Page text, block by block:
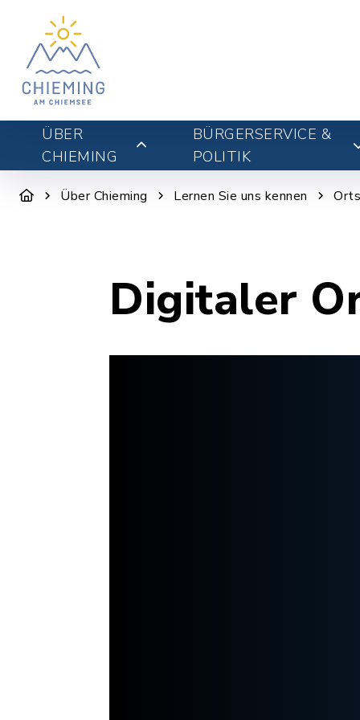
ÜBER
CHIEMING
BÜRGERSERVICE &
POLITIK
Über Chieming Lernen Sie uns kennen
Digitaler